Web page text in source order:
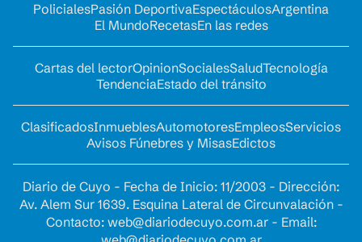
PolicialesPasión DeportivaEspectáculosArgentina
El MundoRecetasEn las redes
Cartas del lectorOpinionSocialesSaludTecnología
TendenciaEstado del tránsito
ClasificadosInmueblesAutomotoresEmpleosServicios
Avisos Fúnebres y MisasEdictos
Diario de Cuyo - Fecha de Inicio: 11/2003 - Dirección:
Av. Alem Sur 1639. Esquina Lateral de Circunvalación -
Contacto: web@diariodecuyo.com.ar- Email: